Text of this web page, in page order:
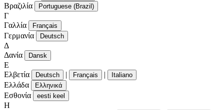
Βραζιλία Portuguese (Brazil)
Γ
Γαλλία
Français
Γερμανία Deutsch
Δ
Δανία
Dansk
Ε
Ελβετία
Deutsch | Français | Italiano
Ελλάδα Ελληνικά
Εσθονία eesti keel
Η